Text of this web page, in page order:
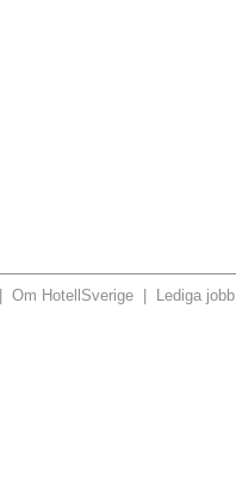
Om HotellSverige Lediga jobb